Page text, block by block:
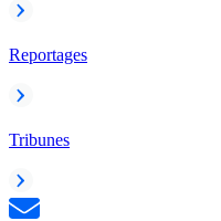
Reportages
Tribunes